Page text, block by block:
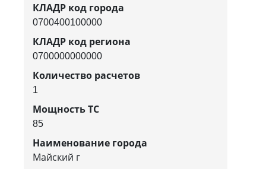
КЛАДР код города
0700400100000
КЛАДР код региона
0700000000000
Количество расчетов
1
Мощность ТС
85
Наименование города
Майский г